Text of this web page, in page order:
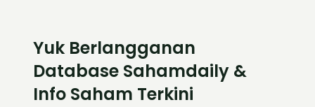
Yuk Berlangganan
Database Sahamdaily &
Info Saham Terkini